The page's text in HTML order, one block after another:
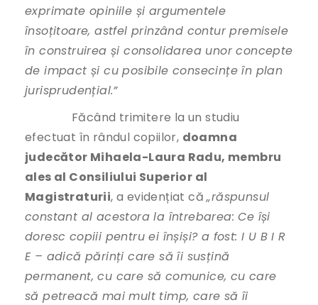
exprimate opiniile și argumentele
însoțitoare, astfel prinzând contur premisele
în construirea și consolidarea unor concepte
de impact și cu posibile consecințe în plan
jurisprudențial.”
Făcând trimitere la un studiu
efectuat în rândul copiilor, doamna
judecător Mihaela-Laura Radu, membru
ales al Consiliului Superior al
Magistraturii, a evidențiat că„răspunsul
constant al acestora la întrebarea: Ce își
doresc copiii pentru ei înșiși? a fost: I U B I R
E – adică părinți care să îi susțină
permanent, cu care să comunice, cu care
să petreacă mai mult timp, care să îi